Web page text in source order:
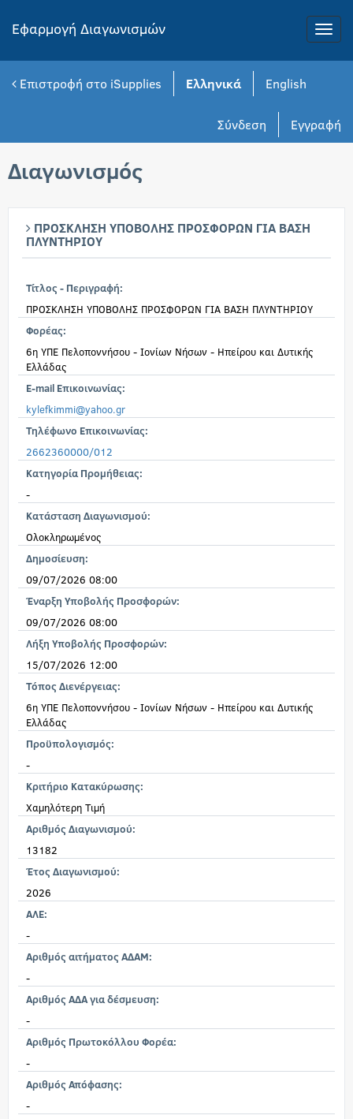
Toggle
Εφαρμογή Διαγωνισμών
Επιστροφή στο iSupplies Ελληνικά English
Εγγραφή
Σύνδεση
Διαγωνισμός
ΠΡΟΣΚΛΗΣΗ ΥΠΟΒΟΛΗΣ ΠΡΟΣΦΟΡΩΝ ΓΙΑ ΒΑΣΗ
ΠΛΥΝΤΗΡΙΟΥ
Τίτλος - Περιγραφή:
ΠΡΟΣΚΛΗΣΗ ΥΠΟΒΟΛΗΣ ΠΡΟΣΦΟΡΩΝ ΓΙΑ ΒΑΣΗ ΠΛΥΝΤΗΡΙΟΥ
Φορέας:
6η ΥΠΕ Πελοποννήσου - Ιονίων Νήσων - Ηπείρου και Δυτικής
Ελλάδας
E-mail Επικοινωνίας:
kylefkimmi@yahoo.gr
Τηλέφωνο Επικοινωνίας:
2662360000/012
Κατηγορία Προμήθειας:
-
Κατάσταση Διαγωνισμού:
Ολοκληρωμένος
Δημοσίευση:
09/07/2026 08:00
Έναρξη Υποβολής Προσφορών:
09/07/2026 08:00
Λήξη Υποβολής Προσφορών:
15/07/2026 12:00
Τόπος Διενέργειας:
6η ΥΠΕ Πελοποννήσου - Ιονίων Νήσων - Ηπείρου και Δυτικής
Ελλάδας
Προϋπολογισμός:
-
Κριτήριο Κατακύρωσης:
Χαμηλότερη Τιμή
Αριθμός Διαγωνισμού:
13182
Έτος Διαγωνισμού:
2026
ΑΛΕ:
-
Αριθμός αιτήματος ΑΔΑΜ:
-
Αριθμός ΑΔΑ για δέσμευση:
-
Αριθμός Πρωτοκόλλου Φορέα:
-
Αριθμός Απόφασης:
-